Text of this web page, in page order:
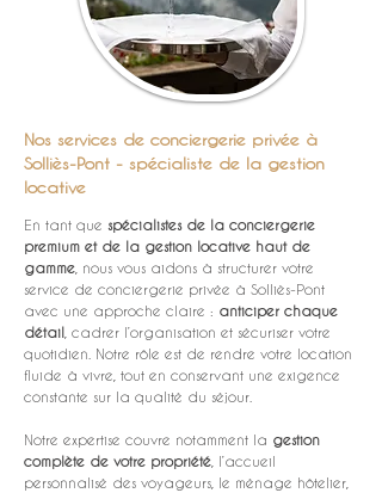
Nos services de conciergerie privée à
Solliès-Pont - spécialiste de la gestion
locative
En tant que spécialistes de la conciergerie
premium et de la gestion locative haut de
gamme , nous vous aidons à structurer votre
service de conciergerie privée à Solliès-Pont
avec une approche claire : anticiper chaque
détail , cadrer l’organisation et sécuriser votre
quotidien. Notre rôle est de rendre votre location
fluide à vivre, tout en conservant une exigence
constante sur la qualité du séjour.
Notre expertise couvre notamment la gestion
complète de votre propriété , l’accueil
personnalisé des voyageurs, le ménage hôtelier,